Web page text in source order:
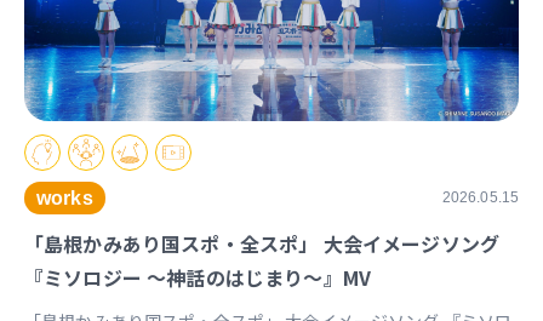
works 2026.05.15
「島根かみあり国スポ・全スポ」 大会イメージソング
『ミソロジー ～神話のはじまり～』MV